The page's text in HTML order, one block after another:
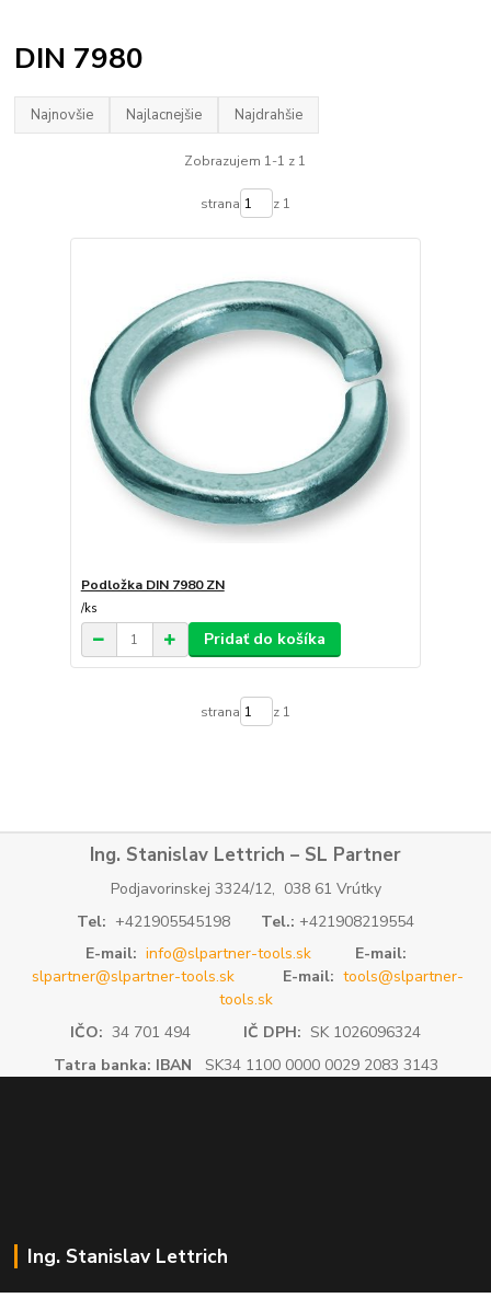
DIN 7980
Najnovšie Najlacnejšie Najdrahšie
Zobrazujem 1-1 z 1
strana z 1
Podložka DIN 7980 ZN
/ks
Pridať do košíka
strana z 1
Ing. Stanislav Lettrich – SL Partner
Podjavorinskej 3324/12, 038 61 Vrútky
Tel: +421905545198 Tel.: +421908219554
E-mail: info@slpartner-tools.sk
E-mail:
slpartner@slpartner-tools.sk
E-mail: tools@slpartner-
tools.sk
IČO: 34 701 494 IČ DPH: SK 1026096324
Tatra banka: IBAN SK34 1100 0000 0029 2083 3143
Ing. Stanislav Lettrich